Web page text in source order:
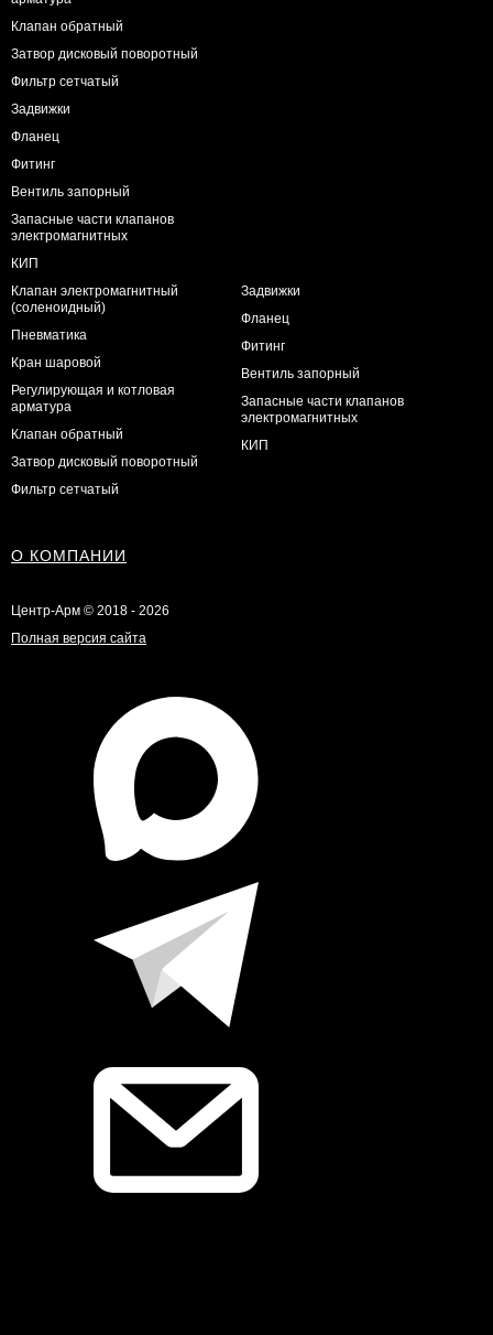
Клапан обратный
Затвор дисковый поворотный
Фильтр сетчатый
Задвижки
Фланец
Фитинг
Вентиль запорный
Запасные части клапанов
электромагнитных
КИП
Клапан электромагнитный
(соленоидный)
Пневматика
Кран шаровой
Регулирующая и котловая
арматура
Клапан обратный
Затвор дисковый поворотный
Фильтр сетчатый
Задвижки
Фланец
Фитинг
Вентиль запорный
Запасные части клапанов
электромагнитных
КИП
О КОМПАНИИ
Центр-Арм © 2018 - 2026
Полная версия сайта